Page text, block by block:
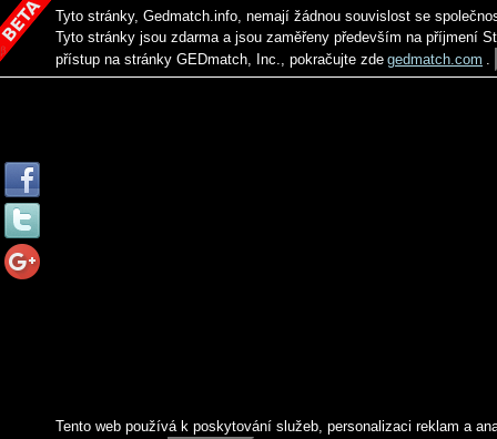
Tyto stránky, Gedmatch.info, nemají žádnou souvislost se
Tyto stránky jsou zdarma a jsou zaměřeny především na příjmení
přístup na stránky GEDmatch, Inc., pokračujte zde gedmatch.com .
Tento web používá k poskytování služeb, personalizaci reklam a